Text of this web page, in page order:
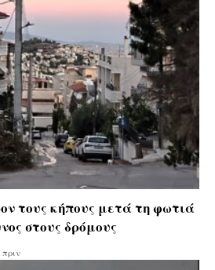
τους κήπους μετά τη φωτιά
στους δρόμους
πριν